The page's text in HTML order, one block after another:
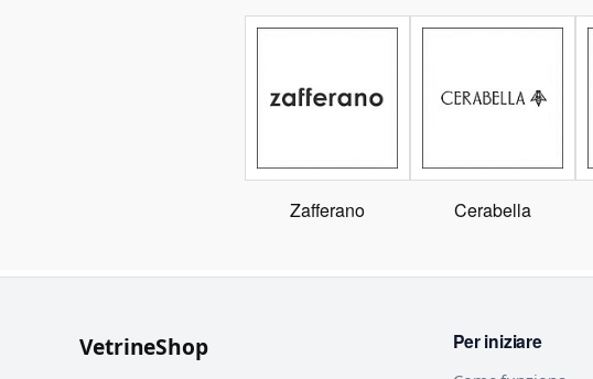
Zafferano Cerabella
VetrineShop Per iniziare